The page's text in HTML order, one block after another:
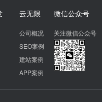
云无限
公司概况
SEO案例
建站案例
APP案例
微信公众号
关注微信公众号